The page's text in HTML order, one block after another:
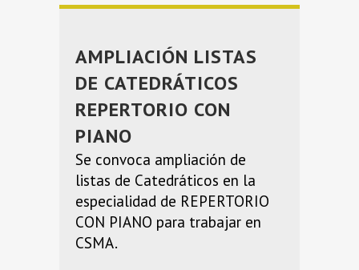
AMPLIACIÓN LISTAS
DE CATEDRÁTICOS
REPERTORIO CON
PIANO
Se convoca ampliación de
listas de Catedráticos en la
especialidad de REPERTORIO
CON PIANO para trabajar en
CSMA.